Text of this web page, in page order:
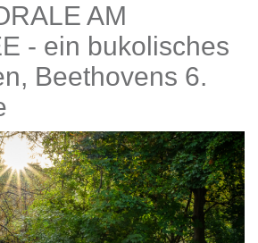
AM
- ein bukolisches
Beethovens 6.